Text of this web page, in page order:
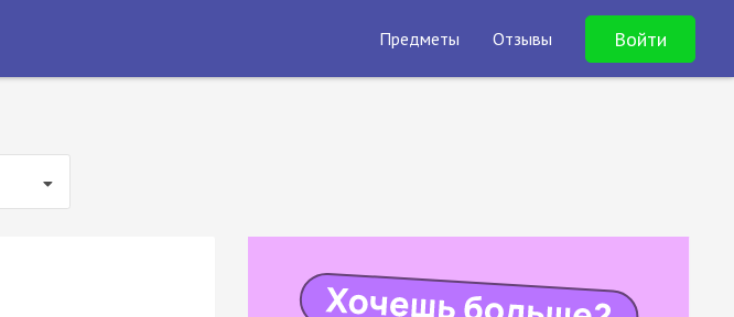
Предметы Отзывы Войти